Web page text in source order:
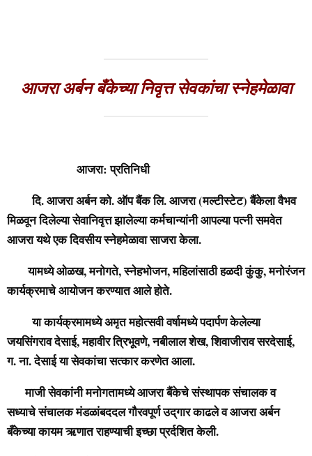
आजरा अर्बन बँकेच्या निवृत्त सेवकांचा स्नेहमेळावा
आजरा: प्रतिनिधी
दि. आजरा अर्बन को. ऑप बैंक लि. आजरा (मल्टीस्टेट) बैंकेला वैभव
मिळवून दिलेल्या सेवानिवृत्त झालेल्या कर्मचान्यांनी आपल्या पत्नी समवेत
आजरा यथे एक दिवसीय स्नेहमेळावा साजरा केला.
यामध्ये ओळख, मनोगते, स्नेहभोजन, महिलांसाठी हळदी कुंकु, मनोरंजन
कार्यक्रमाचे आयोजन करण्यात आले होते.
या कार्यक्रमामध्ये अमृत महोत्सवी वर्षामध्ये पदार्पण केलेल्या
जयसिंगराव देसाई, महावीर त्रिभूवणे, नबीलाल शेख, शिवाजीराव सरदेसाई,
ग. ना. देसाई या सेवकांचा सत्कार करणेत आला.
माजी सेवकांनी मनोगतामध्ये आजरा बैंकेचे संस्थापक संचालक व
सध्याचे संचालक मंडळांबददल गौरवपूर्ण उद्‌गार काढले व आजरा अर्बन
बँकेच्या कायम ऋणात राहण्याची इच्छा प्रर्दशित केली.